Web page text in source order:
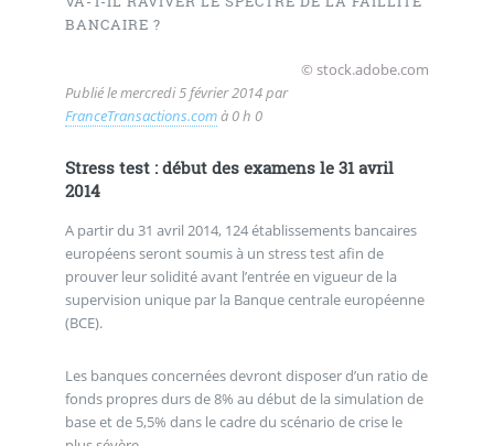
BANCAIRE ?
© stock.adobe.com
Publié lemercredi 5 février 2014par
FranceTransactions.comà 0 h 0
Stress test : début des examens le 31 avril
2014
A partir du 31 avril 2014, 124 établissements bancaires
européens seront soumis à un stress test afin de
prouver leur solidité avant l’entrée en vigueur de la
supervision unique par la Banque centrale européenne
(BCE).
Les banques concernées devront disposer d’un ratio de
fonds propres durs de 8% au début de la simulation de
base et de 5,5% dans le cadre du scénario de crise le